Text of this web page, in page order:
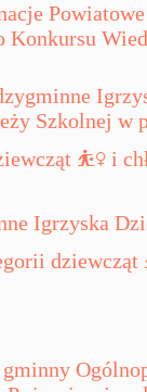
Konkursu
Szkolnej w
⛹️‍♀️ i
Igrzyska
dziewcząt
gminny